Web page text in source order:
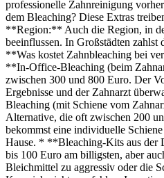
professionelle Zahnreinigung
dem Bleaching? Diese Extras
**Region:** Auch die Region, in
beeinflussen. In Großstädten zahlst
**Was kostet Zahnbleaching bei
**In-Office-Bleaching (beim
zwischen 300 und 800 Euro. Der
Ergebnisse und der Zahnarzt
Bleaching (mit Schiene vom
Alternative, die oft zwischen 200
bekommst eine individuelle
Hause. * **Bleaching-Kits aus der
bis 100 Euro am billigsten, aber
Bleichmittel zu aggressiv oder die